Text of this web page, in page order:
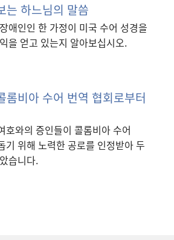
는 하느님의 말씀
애인인 한 가정이 미국 수어 성경을
을 얻고 있는지 알아보십시오.
롬비아 수어 번역 협회로부터
호와의 증인들이 콜롬비아 수어
기 위해 노력한 공로를 인정받아 두
습니다.